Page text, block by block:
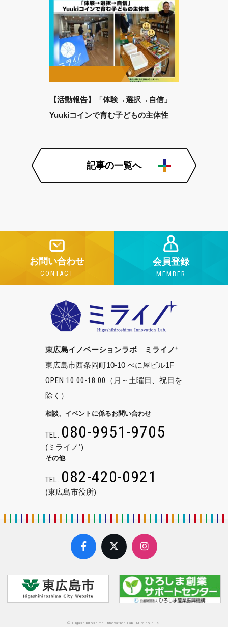
【活動報告】「体験→選択→自信」
Yuukiコインで育む子どもの主体性
記事の一覧へ
お問い合わせ
CONTACT
会員登録
MEMBER
東広島イノベーションラボ ミライノ+
東広島市西条岡町10-10 べに屋ビル1F
OPEN 10:00-18:00
（月～土曜日、祝日を
除く）
相談、イベントに係るお問い合わせ
TEL. 080-9951-9705
(ミライノ⁺)
その他
TEL. 082-420-0921
(東広島市役所)
© Higashihiroshima Innovation Lab. Miraino plus.